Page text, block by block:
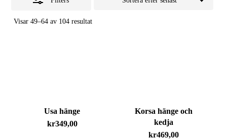
Visar 49–64 av 104 resultatSortera
Usa hänge
kr349,00
Korsa hänge och
kedja
kr469,00